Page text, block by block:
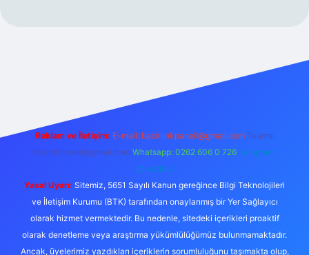
Reklam ve İletişim: E-mail: backlinkpaneli@gmail.com Teams:
forumhizmeti@gmail.com Whatsapp: 0262 606 0 726 Telegram:
@karabul
Yasal Uyarı: Sitemiz, 5651 Sayılı Kanun gereğince Bilgi Teknolojileri
ve İletişim Kurumu (BTK) tarafından onaylanmış bir Yer Sağlayıcı
olarak hizmet vermektedir. Bu nedenle, sitedeki içerikleri proaktif
olarak denetleme veya araştırma yükümlülüğümüz bulunmamaktadır.
Ancak, üyelerimiz yazdıkları içeriklerin sorumluluğunu taşımakta olup,